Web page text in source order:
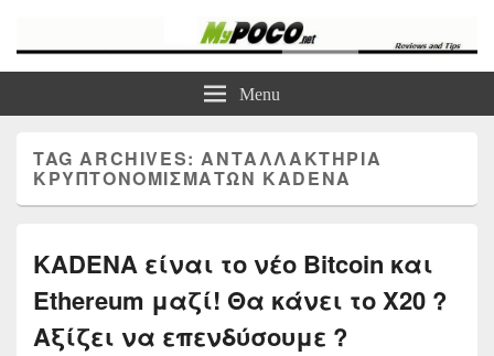
Τα καλύτερα Reviews , Συγκρίσεις , VPN , Webhosting
Menu
TAG ARCHIVES:ΑΝΤΑΛΛΑΚΤΉΡΙΑ
ΚΡΥΠΤΟΝΟΜΙΣΜΆΤΩΝ KADENA
KADENA είναι το νέο Bitcoin και
Ethereum μαζί! Θα κάνει το Χ20 ?
Αξίζει να επενδύσουμε ?